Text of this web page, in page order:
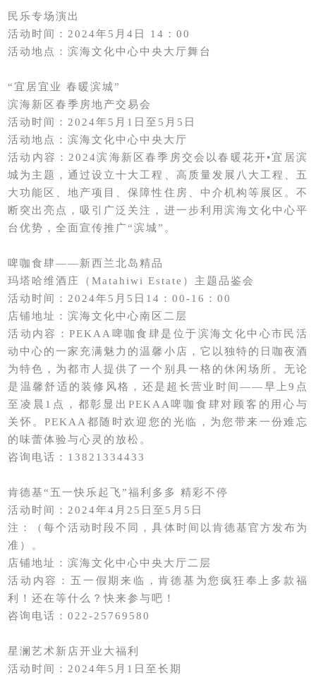
民乐专场演出
活动时间：2024年5月4日 14：00
活动地点：滨海文化中心中央大厅舞台
“宜居宜业 春暖滨城”
滨海新区春季房地产交易会
活动时间：2024年5月1日至5月5日
活动地点：滨海文化中心中央大厅
活动内容：2024滨海新区春季房交会以春暖花开•宜居滨
城为主题，通过设立十大工程、高质量发展八大工程、五
大功能区、地产项目、保障性住房、中介机构等展区。不
断突出亮点，吸引广泛关注，进一步利用滨海文化中心平
台优势，全面宣传推广“滨城”。
啤咖食肆——新西兰北岛精品
玛塔哈维酒庄（Matahiwi Estate）主题品鉴会
活动时间：2024年5月5日14：00-16：00
店铺地址：滨海文化中心南区二层
活动内容：PEKAA啤咖食肆是位于滨海文化中心市民活
动中心的一家充满魅力的温馨小店，它以独特的日咖夜酒
为特色，为都市人提供了一个别具一格的休闲场所。无论
是温馨舒适的装修风格，还是超长营业时间——早上9点
至凌晨1点，都彰显出PEKAA啤咖食肆对顾客的用心与
关怀。PEKAA都随时欢迎您的光临，为您带来一份难忘
的味蕾体验与心灵的放松。
咨询电话：13821334433
肯德基“五一快乐起飞”福利多多 精彩不停
活动时间：2024年4月25日至5月5日
注：（每个活动时段不同，具体时间以肯德基官方发布为
准）。
店铺地址：滨海文化中心中央大厅二层
活动内容：五一假期来临，肯德基为您疯狂奉上多款福
利！还在等什么？快来参与吧！
咨询电话：022-25769580
星澜艺术新店开业大福利
活动时间：2024年5月1日至长期